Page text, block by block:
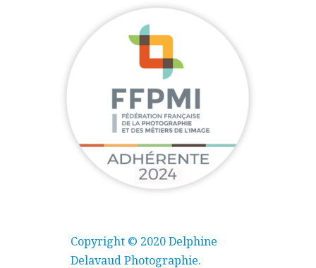
Copyright © 2020 Delphine
Delavaud Photographie.